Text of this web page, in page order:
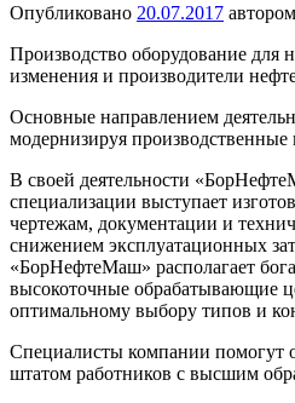
Опубликовано 20.07.2017 автором
Производство оборудование для
изменения и производители
Основные направлением
модернизируя
В своей деятельности
специализации выступает
чертежам, документации и
снижением эксплуатационных
«БорНефтеМаш» располагает
высокоточные обрабатывающие
оптимальному выбору типов и
Специалисты компании помогут
штатом работников с высшим